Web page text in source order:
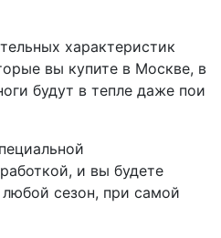
характеристик
вы купите в Москве, в
будут в тепле даже пои
и вы будете
сезон, при самой